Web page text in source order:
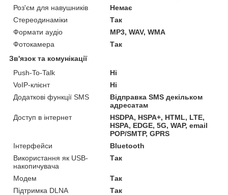
Роз'єм для навушників
Немає
Стереодинаміки
Так
Формати аудіо
MP3, WAV, WMA
Фотокамера
Так
Зв'язок та комунікації
Push-To-Talk
Ні
VoIP-клієнт
Ні
Додаткові функції SMS
Відправка SMS декільком
адресатам
Доступ в інтернет
HSDPA, HSPA+, HTML, LTE,
HSPA, EDGE, 5G, WAP, email
POP/SMTP, GPRS
Інтерфейси
Bluetooth
Використання як USB-
накопичувача
Так
Модем
Так
Підтримка DLNA
Так